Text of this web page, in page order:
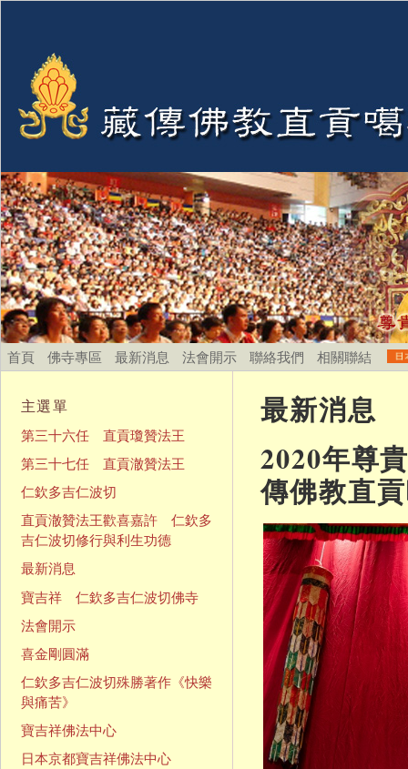
首頁 佛寺專區 最新消息 法會開示 聯絡我們 相關聯結
最新消息
2020年尊
傳佛教直
主選單
第三十六任 直貢瓊贊法王
第三十七任 直貢澈贊法王
仁欽多吉仁波切
直貢澈贊法王歡喜嘉許 仁欽多
吉仁波切修行與利生功德
最新消息
寶吉祥 仁欽多吉仁波切佛寺
法會開示
喜金剛圓滿
仁欽多吉仁波切殊勝著作《快樂
與痛苦》
寶吉祥佛法中心
日本京都寶吉祥佛法中心